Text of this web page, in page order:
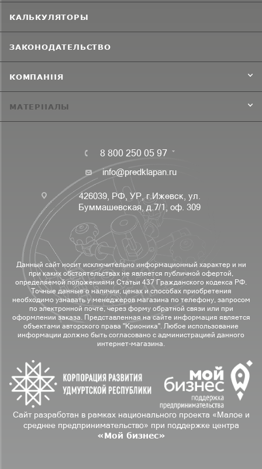
КАЛЬКУЛЯТОРЫ
ЗАКОНОДАТЕЛЬСТВО
КОМПАНИЯ
МАТЕРИАЛЫ
8 800 250 05 97
info@predklapan.ru
426039, РФ, УР, г.Ижевск, ул.
Буммашевская, д.7/1, оф. 309
Данный сайт носит исключительно информационный характер и ни
при каких обстоятельствах не является публичной офертой,
определяемой положениями Статьи 437 Гражданского кодекса РФ.
Точные данные о наличии, ценах и способах приобретения
необходимо узнавать у менеджеров магазина по телефону, запросом
по электронной почте, через форму обратной связи или при
оформлении заказа. Представленная на сайте информация является
объектами авторского права "Крионика". Любое использование
информации должно быть согласовано с администрацией данного
интернет-магазина.
Сайт разработан в рамках национального проекта «Малое и
среднее предпринимательство» при поддержке центра
«Мой бизнес»